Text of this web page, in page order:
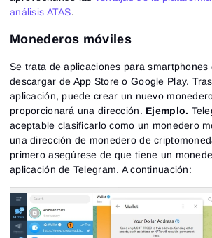
análisis ATAS.
Monederos móviles
Se trata de aplicaciones para smartphones
descargar de App Store o Google Play.
aplicación, puede crear un nuevo
proporcionará una dirección. Ejemplo.
aceptable clasificarlo como un monedero
una dirección de monedero de
primero asegúrese de que tiene un
aplicación de Telegram. A continuación: